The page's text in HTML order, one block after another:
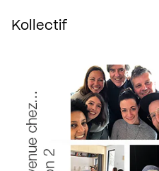
Kollectif